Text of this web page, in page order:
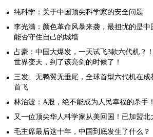
纯科学：关于中国顶尖科学家的安全问题
李光满：颜色革命风暴来袭，最担忧的是中
能否守住自己的城墙
占豪：中国大爆发，一天试飞3款六代机？！
世界变天，到了该亮剑的时候了！
三发、无鸭翼无垂尾，全球首型六代机在成
首飞
林治波：A股，绝不能成为人民幸福的杀手！
又一位顶尖华人科学家从美回国！已加盟北
毛主席最后这十年，中国到底发生了什么？